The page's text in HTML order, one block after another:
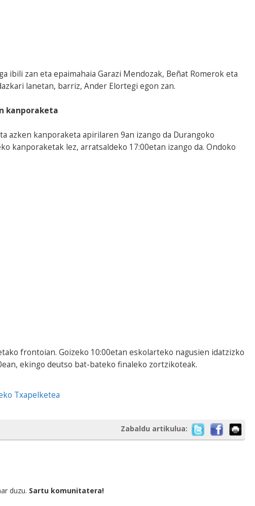
ibili zan eta epaimahaia Garazi Mendozak, Beñat Romerok eta
lanetan, barriz, Ander Elortegi egon zan.
kanporaketa
azken kanporaketa apirilaren 9an izango da Durangoko
kanporaketak lez, arratsaldeko 17:00etan izango da. Ondoko
frontoian. Goizeko 10:00etan eskolarteko nagusien idatzizko
ekingo deutso bat-bateko finaleko zortzikoteak.
Txapelketea
Zabaldu artikulua:
duzu. Sartu komunitatera!